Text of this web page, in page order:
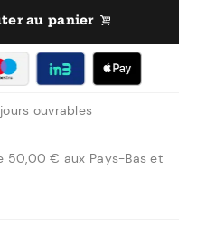
au panier
ouvrables
50,00 € aux Pays-Bas et